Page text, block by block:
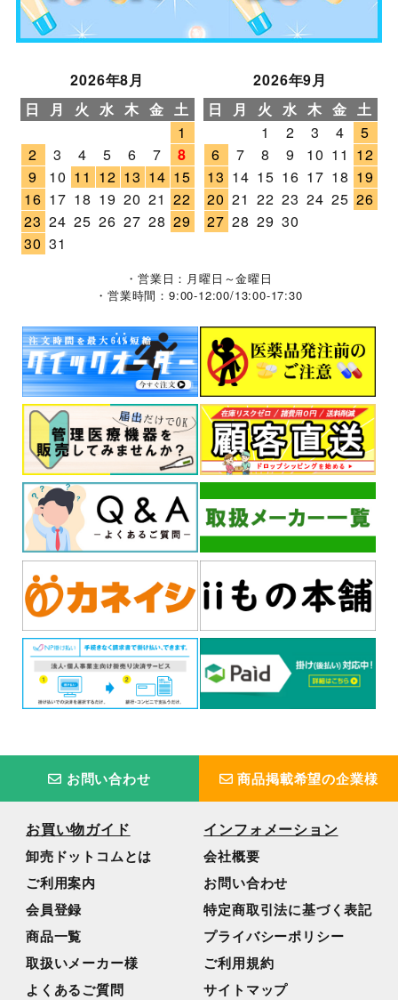
2026年8月
日
月 火 水 木 金 土
1
2
3 4 5 6 7
8
9
10 11 12 13 14 15
16 17 18 19 20 21 22
23 24 25 26 27 28 29
30 31
2026年9月
日
月 火 水 木 金 土
1
2 3 4
5
6
7 8 9 10 11 12
13 14 15 16 17 18 19
20 21 22 23 24 25 26
27 28 29 30
・営業日：月曜日～金曜日
・営業時間：9:00-12:00/13:00-17:30
お問い合わせ 商品掲載希望の企業様
お買い物ガイド
卸売ドットコムとは
ご利用案内
会員登録
商品一覧
取扱いメーカー様
よくあるご質問
インフォメーション
会社概要
お問い合わせ
特定商取引法に基づく表記
プライバシーポリシー
ご利用規約
サイトマップ